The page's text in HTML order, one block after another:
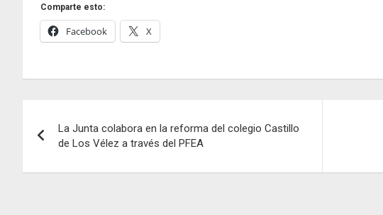
Comparte esto:
Facebook X
de
entradas
La Junta colabora en la reforma del colegio Castillo
de Los Vélez a través del PFEA